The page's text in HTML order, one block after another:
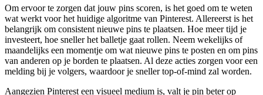
Om ervoor te zorgen dat jouw pins scoren, is het goed om te weten
wat werkt voor het huidige algoritme van Pinterest. Allereerst is het
belangrijk om consistent nieuwe pins te plaatsen. Hoe meer tijd je
investeert, hoe sneller het balletje gaat rollen. Neem wekelijks of
maandelijks een momentje om wat nieuwe pins te posten en om pins
van anderen op je borden te plaatsen. Al deze acties zorgen voor een
melding bij je volgers, waardoor je sneller top-of-mind zal worden.
Aangezien Pinterest een visueel medium is, valt je pin beter op